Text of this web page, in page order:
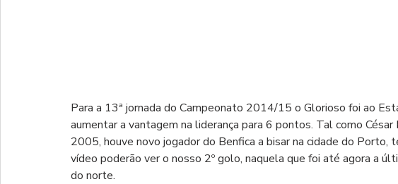
Para a 13ª jornada do Campeonato 2014/15 o Glorioso foi ao
aumentar a vantagem na liderança para 6 pontos. Tal como
2005, houve novo jogador do Benfica a bisar na cidade do Porto,
vídeo poderão ver o nosso 2º golo, naquela que foi até agora a
do norte.